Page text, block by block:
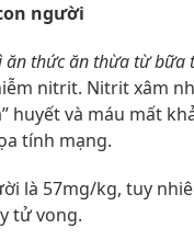
người
ăn thức ăn thừa từ bữa
nitrit. Nitrit xâm
huyết và máu mất
tính mạng.
là 57mg/kg, tuy
tử vong.